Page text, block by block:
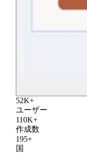
52K+
ユーザー
110K+
作成数
195+
国